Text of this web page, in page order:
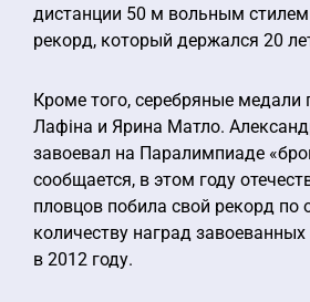
дистанции 50 м вольным
рекорд, который держался 20
Кроме того, серебряные медали
Лафіна и Ярина Матло.
завоевал на Паралимпиаде
сообщается, в этом году
пловцов побила свой рекорд по
количеству наград
в 2012 году.